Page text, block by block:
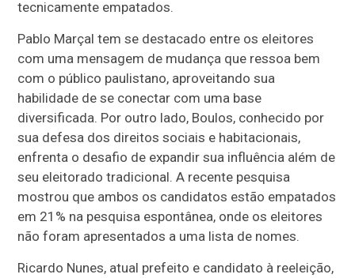
tecnicamente empatados.
Pablo Marçal tem se destacado entre os eleitores
com uma mensagem de mudança que ressoa bem
com o público paulistano, aproveitando sua
habilidade de se conectar com uma base
diversificada. Por outro lado, Boulos, conhecido por
sua defesa dos direitos sociais e habitacionais,
enfrenta o desafio de expandir sua influência além de
seu eleitorado tradicional. A recente pesquisa
mostrou que ambos os candidatos estão empatados
em 21% na pesquisa espontânea, onde os eleitores
não foram apresentados a uma lista de nomes.
Ricardo Nunes, atual prefeito e candidato à reeleição,